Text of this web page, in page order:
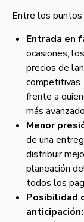
Entre los
Entrada en
ocasiones,
precios de
frente a
más
Menor
de una
distribuir
planeación
todos los
Posibilidad
anticipación: